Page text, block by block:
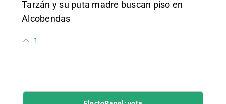
Tarzán y su puta madre buscan piso en
Alcobendas
1